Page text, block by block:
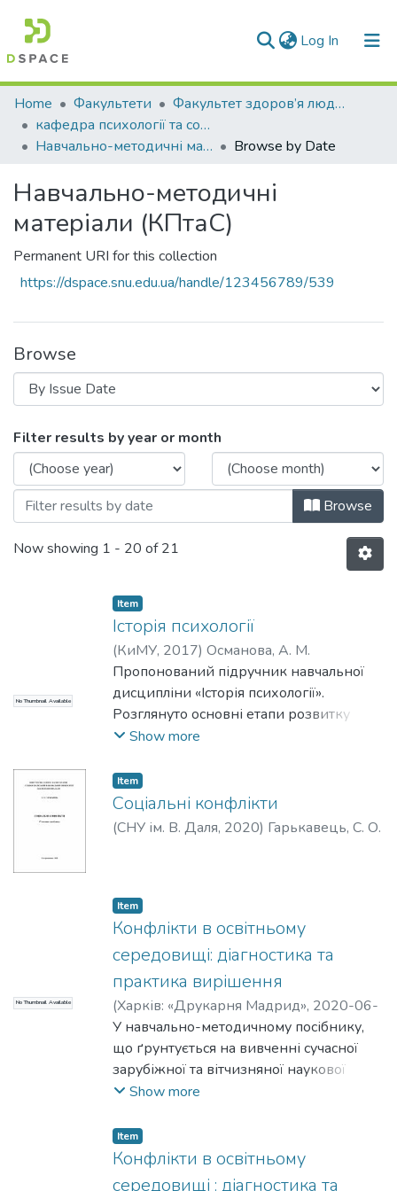
Log In (current)
Communities & Collections
All of DSpace
Home Факультети
Факультет здоров’я людини
кафедра психології та соціології
Навчально-методичні матеріали (КПтаС)
Browse by Date
Навчально-методичні
матеріали (КПтаС)
Permanent URI for this collection
https://dspace.snu.edu.ua/handle/123456789/539
Browse
Browsing Навчально-методичні
Filter results by year or month
Browse
Now showing 1 - 20 of 21
No Thumbnail Available
Item
Історія психології
(КиМУ, 2017) Османова, А. М.
Пропонований підручник навчальної
дисципліни «Історія психології».
Розглянуто основні етапи розвитку
світової та української психологічної
ідей у Стародавній Греції до огляду
сучасних напрямків психологічних
досліджень. Подано основні
Підручник розрахований на студентів
денної та заочної форми навчання,
аспірантів, викладачів, психологів.
Show more
Item
Соціальні конфлікти
(СНУ ім. В. Даля, 2020)
No Thumbnail Available
Item
Конфлікти в освітньому
середовищі: діагностика та
практика вирішення
(Харків: «Друкарня Мадрид», 2020-06-
25)Гарькавець, С. О.;Волченко, Л. П.
У навчально-методичному посібнику,
що ґрунтується на вивченні сучасної
зарубіжної та вітчизняної наукової
літератури з проблеми конфліктів,
щодо конфліктів, які виникають в
освітньому середовищі. Надаються
практичні рекомендації з вирішення
Show more
Item
Конфлікти в освітньому
середовищі : діагностика та